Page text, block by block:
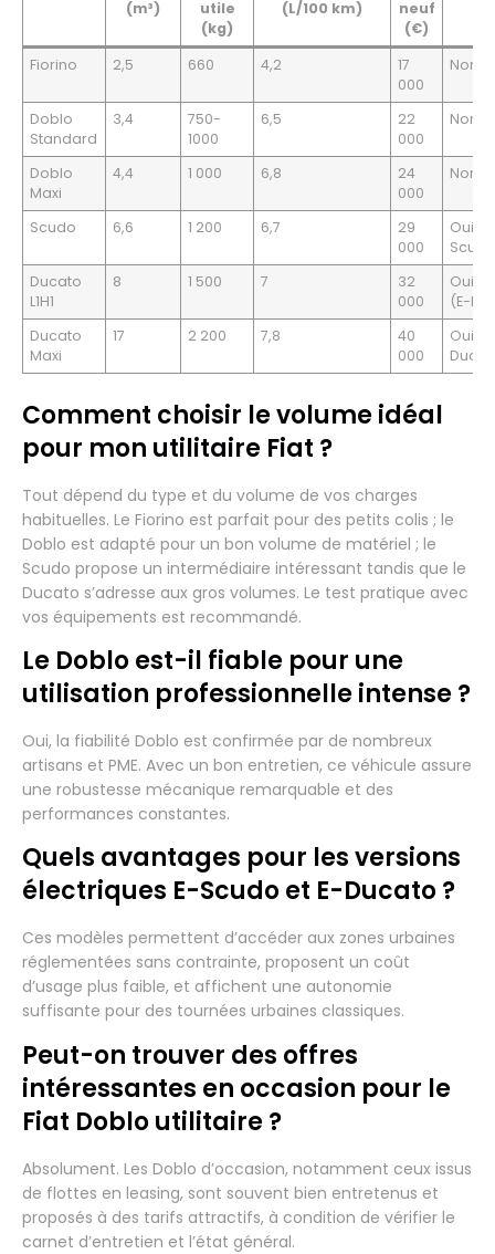
(m³)
utile
(kg)
(L/100 km)
neuf
(€)
Fiorino 2,5 660 4,2
17
000
Non
Doblo
Standard
3,4
750-
1000
6,5
22
000
Non
Doblo
Maxi
4,4 1 000 6,8
24
000
Non
Scudo 6,6 1 200 6,7
29
000
Oui
Ducato
L1H1
8 1 500 7
32
000
Oui
(E-
Ducato
Maxi
17 2 200 7,8
40
000
Oui
Comment choisir le volume idéal
pour mon utilitaire Fiat ?
Tout dépend du type et du volume de vos charges
habituelles. Le Fiorino est parfait pour des petits colis ; le
Doblo est adapté pour un bon volume de matériel ; le
Scudo propose un intermédiaire intéressant tandis que le
Ducato s’adresse aux gros volumes. Le test pratique avec
vos équipements est recommandé.
Le Doblo est-il fiable pour une
utilisation professionnelle intense ?
Oui, la fiabilité Doblo est confirmée par de nombreux
artisans et PME. Avec un bon entretien, ce véhicule assure
une robustesse mécanique remarquable et des
performances constantes.
Quels avantages pour les versions
électriques E-Scudo et E-Ducato ?
Ces modèles permettent d’accéder aux zones urbaines
réglementées sans contrainte, proposent un coût
d’usage plus faible, et affichent une autonomie
suffisante pour des tournées urbaines classiques.
Peut-on trouver des offres
intéressantes en occasion pour le
Fiat Doblo utilitaire ?
Absolument. Les Doblo d’occasion, notamment ceux issus
de flottes en leasing, sont souvent bien entretenus et
proposés à des tarifs attractifs, à condition de vérifier le
carnet d’entretien et l’état général.